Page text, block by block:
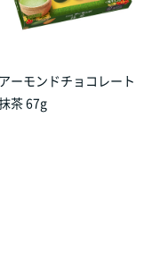
アーモンドチョコレート
茶 67g